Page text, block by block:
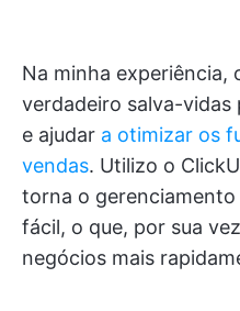
Na minha experiência,
verdadeiro salva-
e ajudar a otimizar os
vendas. Utilizo o
torna o gerenciamento
fácil, o que, por sua
negócios mais